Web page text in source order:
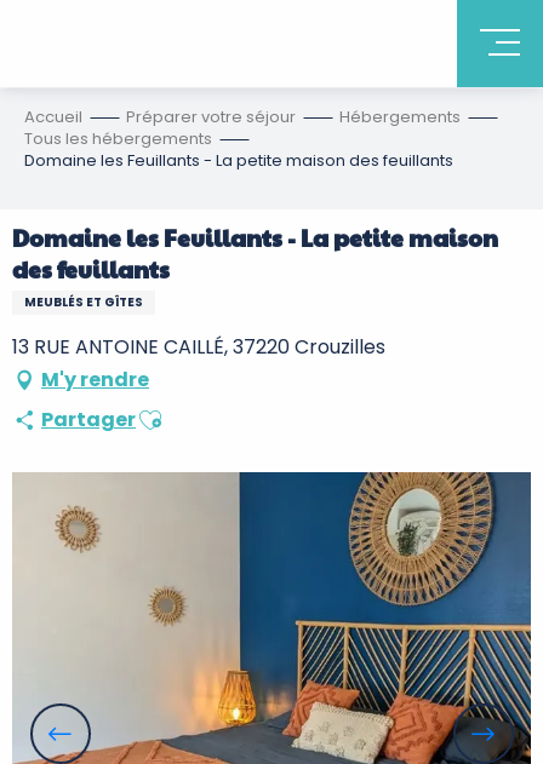
Accueil Préparer votre séjour
Hébergements
Tous les hébergements
Domaine les Feuillants - La petite maison des feuillants
Domaine les Feuillants - La petite maison
des feuillants
MEUBLÉS ET GÎTES
13 RUE ANTOINE CAILLÉ, 37220 Crouzilles
M'y rendre
PartagerAjouter aux favoris